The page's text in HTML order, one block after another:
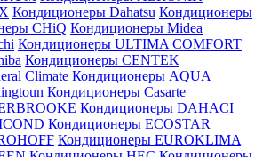
Кондиционеры Dahatsu Кондиционеры
CHiQ Кондиционеры Midea
Кондиционеры ULTIMA COMFORT
Кондиционеры CENTEK
Climate Кондиционеры AQUA
Кондиционеры Casarte
Кондиционеры DAHACI
Кондиционеры ECOSTAR
Кондиционеры EUROKLIMA